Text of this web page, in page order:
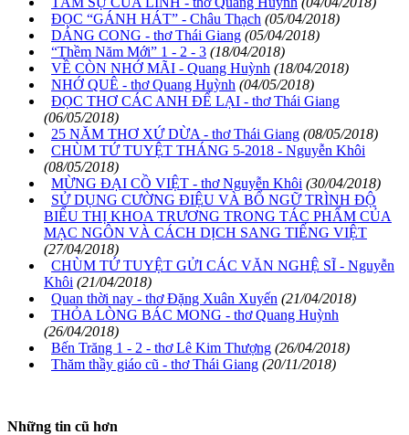
ĐỌC “GÁNH HÁT” - Châu Thạch (05/04/2018)
DÁNG CONG - thơ Thái Giang (05/04/2018)
“Thềm Năm Mới” 1 - 2 - 3 (18/04/2018)
VỀ CÒN NHỚ MÃI - Quang Huỳnh (18/04/2018)
NHỚ QUÊ - thơ Quang Huỳnh (04/05/2018)
ĐỌC THƠ CÁC ANH ĐỂ LẠI - thơ Thái Giang
(06/05/2018)
25 NĂM THƠ XỨ DỪA - thơ Thái Giang (08/05/2018)
CHÙM TỨ TUYỆT THÁNG 5-2018 - Nguyễn Khôi
(08/05/2018)
MỪNG ĐẠI CỒ VIỆT - thơ Nguyễn Khôi (30/04/2018)
SỬ DỤNG CƯỜNG ĐIỆU VÀ BỔ NGỮ TRÌNH ĐỘ
BIỂU THỊ KHOA TRƯƠNG TRONG TÁC PHẨM CỦA
MẠC NGÔN VÀ CÁCH DỊCH SANG TIẾNG VIỆT
(27/04/2018)
CHÙM TỨ TUYỆT GỬI CÁC VĂN NGHỆ SĨ - Nguyễn
Khôi (21/04/2018)
Quan thời nay - thơ Đặng Xuân Xuyến (21/04/2018)
THỎA LÒNG BÁC MONG - thơ Quang Huỳnh
(26/04/2018)
Bến Trăng 1 - 2 - thơ Lê Kim Thượng (26/04/2018)
Thăm thầy giáo cũ - thơ Thái Giang (20/11/2018)
Những tin cũ hơn